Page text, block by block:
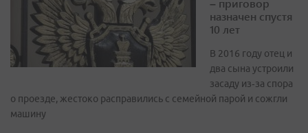
– приговор
назначен спустя
10 лет
В 2016 году отец и
два сына устроили
засаду из‑за спора
о проезде, жестоко расправились с семейной парой и сожгли
машину